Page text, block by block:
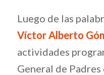
Luego de las
Víctor Alberto
actividades
General de Padres